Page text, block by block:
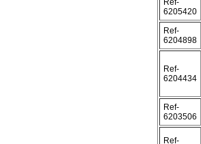
Ref-
6205420
Ref-
6204898
Ref-
6204434
Ref-
6203506
Ref-